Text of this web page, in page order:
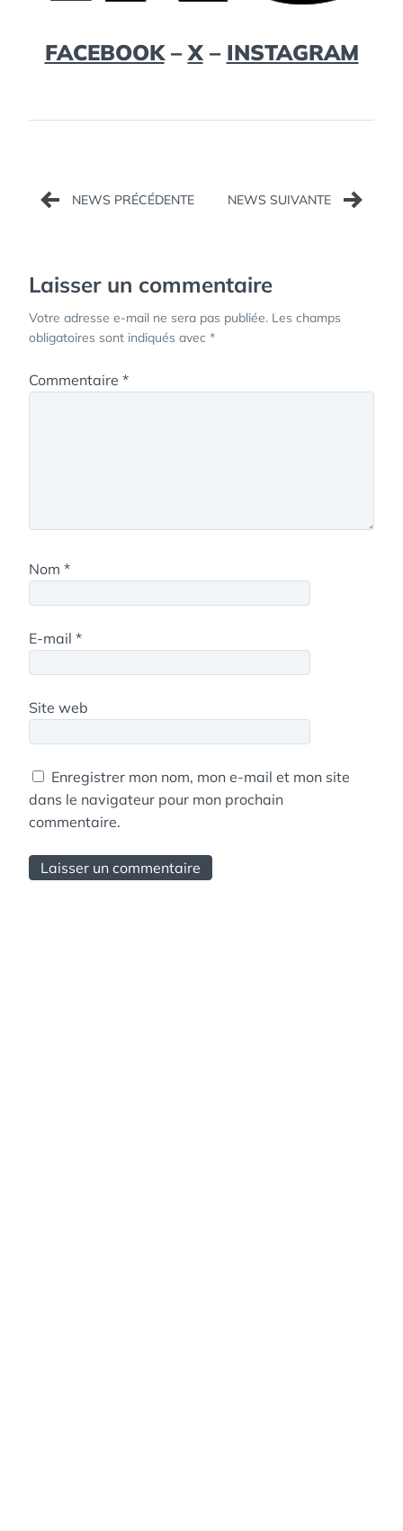
FACEBOOK–X– INSTAGRAM
Navigation
de
Laisser un commentaire
Votre adresse e-mail ne sera pas publiée. Les champs
obligatoires sont indiqués avec *
Commentaire *
Nom *
E-mail *
Site web
Enregistrer mon nom, mon e-mail et mon site
dans le navigateur pour mon prochain
commentaire.